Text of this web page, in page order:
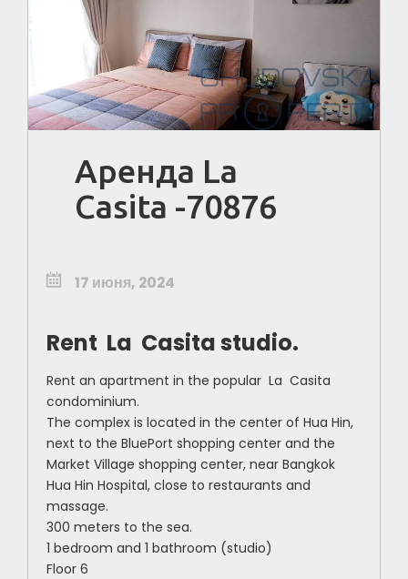
Аренда La
Casita -70876
17 июня, 2024
Rent La Casitastudio.
Rent an apartment in the popular La Casita
condominium.
The complex is located in the center of Hua Hin,
next to the BluePort shopping center and the
Market Village shopping center, near Bangkok
Hua Hin Hospital, close to restaurants and
massage.
300 meters to the sea.
1 bedroom and 1 bathroom (studio)
Floor 6